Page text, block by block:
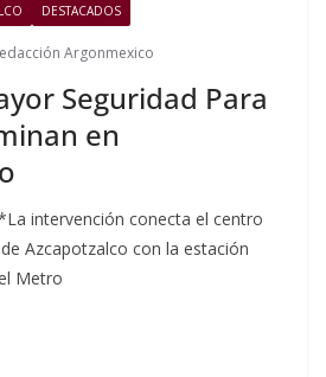
DESTACADOS
Argonmexico
Seguridad Para
en
intervención conecta el centro
Azcapotzalco con la estación
Metro